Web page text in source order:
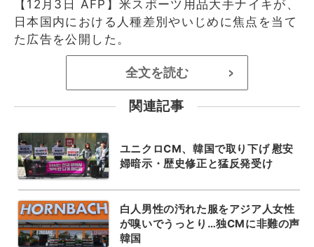
【12月3日 AFP】米スポーツ用品大手ナイキが、
日本国内における人種差別やいじめに焦点を当て
た広告を公開した。
全文を読む >
関連記事
ユニクロCM、韓国で取り下げ 慰安
婦暗示・歴史修正と猛反発受け
白人男性の汚れた服をアジア人女性
が嗅いでうっとり…独CMに非難の声
韓国